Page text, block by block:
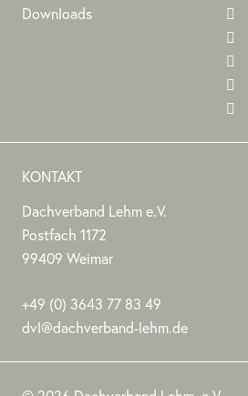
Downloads
KONTAKT
Dachverband Lehm e.V.
Stephan
Jörchel
Stephan
Jörchel
Dachverband
Lehm
Postfach 1172
99409 Weimar
+49 (0) 3643 77 83 49
dvl@dachverband-lehm.de
DACHVERBAND
LEHM
Bundesverband